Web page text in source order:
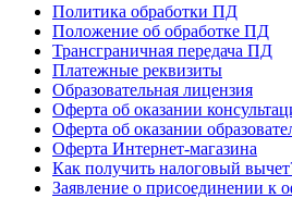
Политика обработки ПД
Положение об обработке ПД
Трансграничная передача ПД
Платежные реквизиты
Образовательная лицензия
Оферта об оказании
Оферта об оказании
Оферта Интернет-магазина
Как получить налоговый
Заявление о присоединении к